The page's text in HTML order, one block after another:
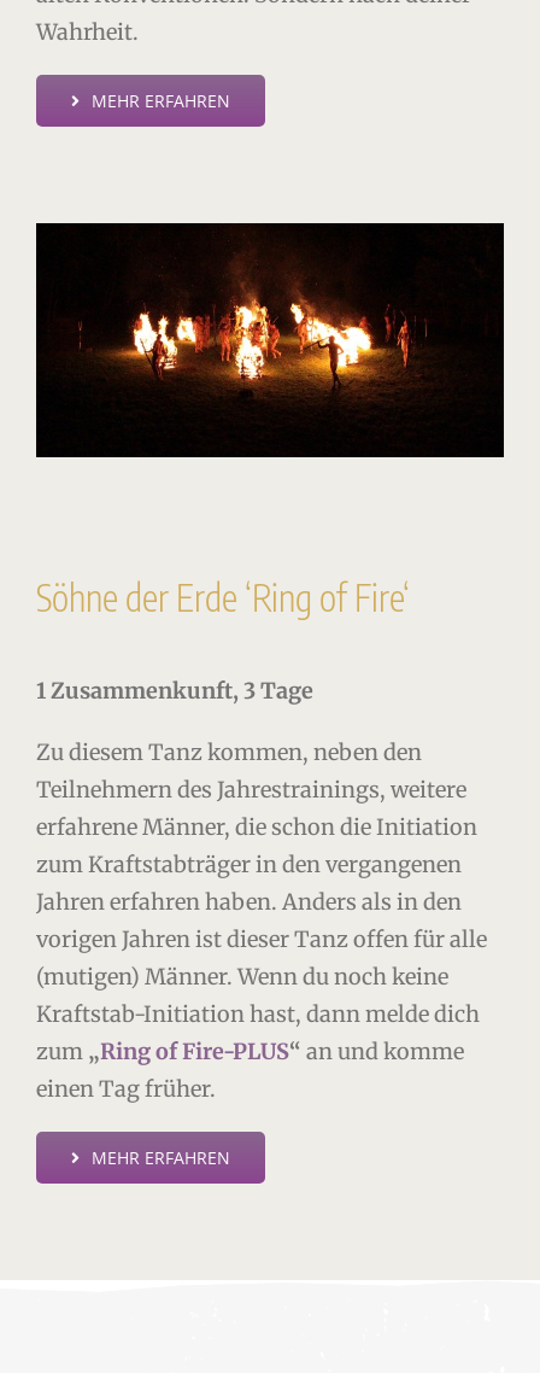
Wahrheit.
MEHR ERFAHREN
Söhne der Erde ‘Ring of Fire‘
1 Zusammenkunft, 3 Tage
Zu diesem Tanz kommen, neben den
Teilnehmern des Jahrestrainings, weitere
erfahrene Männer, die schon die Initiation
zum Kraftstabträger in den vergangenen
Jahren erfahren haben. Anders als in den
vorigen Jahren ist dieser Tanz offen für alle
(mutigen) Männer. Wenn du noch keine
Kraftstab-Initiation hast, dann melde dich
zum „Ring of Fire-PLUS“ an und komme
einen Tag früher.
MEHR ERFAHREN